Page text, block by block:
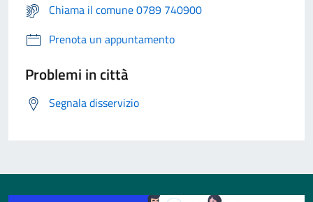
Chiama il comune 0789 740900
Prenota un appuntamento
Problemi in città
Segnala disservizio